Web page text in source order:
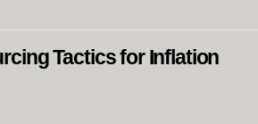
Tactics for Inflation